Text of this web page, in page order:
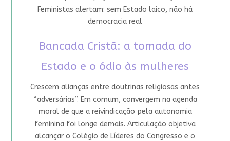
Feministas alertam: sem Estado laico, não há
democracia real
Bancada Cristã: a tomada do
Estado e o ódio às mulheres
Crescem alianças entre doutrinas religiosas antes
“adversárias”. Em comum, convergem na agenda
moral de que a reivindicação pela autonomia
feminina foi longe demais. Articulação objetiva
alcançar o Colégio de Líderes do Congresso e o